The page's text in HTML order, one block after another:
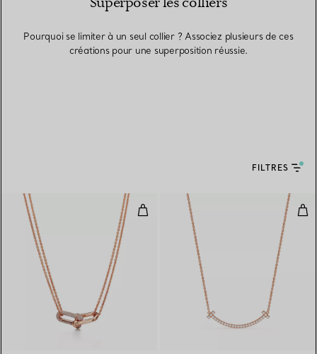
Pourquoi se limiter à un seul collier ? Associez plusieurs de ces
créations pour une superposition réussie.
FILTRES
Pendentif à maillons doubles
3 Matériaux